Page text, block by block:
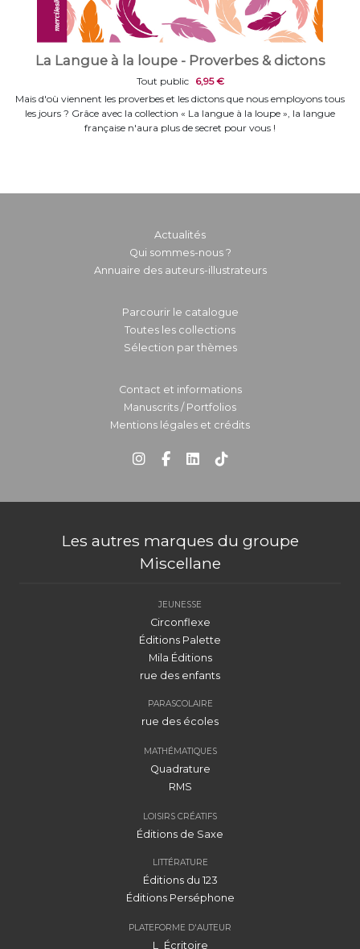
La Langue à la loupe - Proverbes & dictons
Tout public
6,95 €
Mais d'où viennent les proverbes et les dictons que nous employons tous
les jours ? Grâce avec la collection « La langue à la loupe », la langue
française n'aura plus de secret pour vous !
Actualités
Qui sommes-nous ?
Annuaire des auteurs-illustrateurs
Parcourir le catalogue
Toutes les collections
Sélection par thèmes
Contact et informations
Manuscrits / Portfolios
Mentions légales et crédits
Les autres marques du groupe
Miscellane
JEUNESSE
Circonflexe
Éditions Palette
Mila Éditions
rue des enfants
PARASCOLAIRE
rue des écoles
MATHÉMATIQUES
Quadrature
RMS
LOISIRS CRÉATIFS
Éditions de Saxe
LITTÉRATURE
Éditions du 123
Éditions Perséphone
PLATEFORME D'AUTEUR
L_Écritoire